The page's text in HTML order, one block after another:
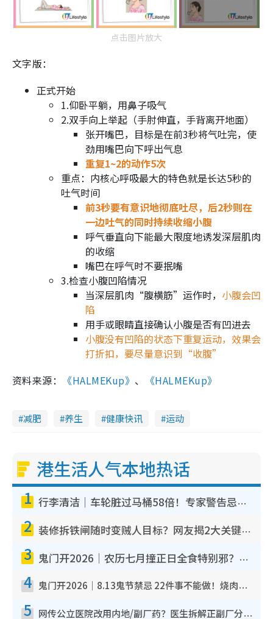
点击图片放大
文字版：
正式开始
1.仰卧平躺，用鼻子吸气
2.双手向上举起（手肘伸直，手背离开地面）
张开嘴巴，目标是在前3秒将气吐完，使
劲用嘴巴向下呼出气息
重复1~2的动作5次
重点：内核心呼吸最大的特色就是长达5秒的
吐气时间
前3秒要有意识地彻底吐尽，后2秒则在
一边吐气的同时持续收缩小腹
呼气垂直向下能最大限度地诱发深层肌肉
的收缩
嘴巴在呼气时不要抿嘴
3.检查小腹凹陷情况
当深层肌肉“腹横筋”运作时， 小腹会凹
陷
用手或眼睛直接确认小腹是否有凹进去
小腹没有凹陷的状态下重复运动，效果会
打折扣，要尽量意识到“收腹”
资料来源：
《HALMEKup》 、 《HALMEKup》
减肥 养生 健康快讯 运动
港生活人气本地热话
1 行李清洁｜车轮脏过马桶58倍！专家警告忌用酒精擦 教1招免脏手除菌
2 装修拆铁闸随时变贼人目标？网友揭2大关键用途：装新款等于白装？附新旧铁闸分别
3 鬼门开2026｜农历七月撞正日全食特别邪？专家警告切忌做一事！揭4大禁忌+2招保平安
4 鬼门开2026｜8.13鬼节禁忌 22件事不能做！烧肉、刺身要少食？半夜勿吹口哨/打给个电话
5 网传公立医院改用内地/副厂药？医生拆解正副厂分别，揭4类人换药随时出事